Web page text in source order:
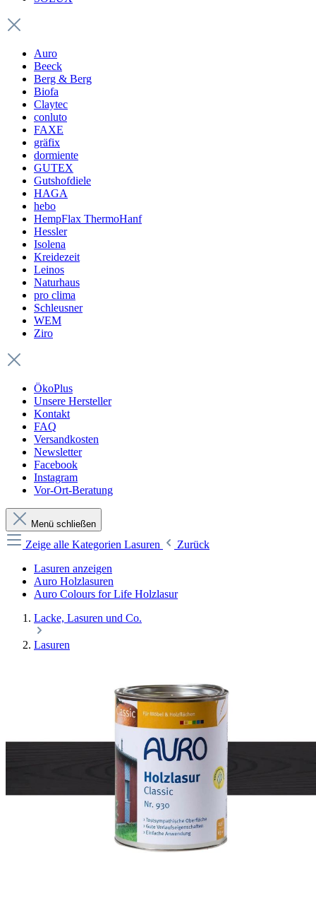
Auro
Beeck
Berg & Berg
Biofa
Claytec
conluto
FAXE
gräfix
dormiente
GUTEX
Gutshofdiele
HAGA
hebo
HempFlax ThermoHanf
Hessler
Isolena
Kreidezeit
Leinos
Naturhaus
pro clima
Schleusner
WEM
Ziro
ÖkoPlus
Unsere Hersteller
Kontakt
FAQ
Versandkosten
Newsletter
Facebook
Instagram
Vor-Ort-Beratung
Menü schließen
Zeige alle Kategorien Lasuren
Zurück
Lasuren anzeigen
Auro Holzlasuren
Auro Colours for Life Holzlasur
Lacke, Lasuren und Co.
Lasuren